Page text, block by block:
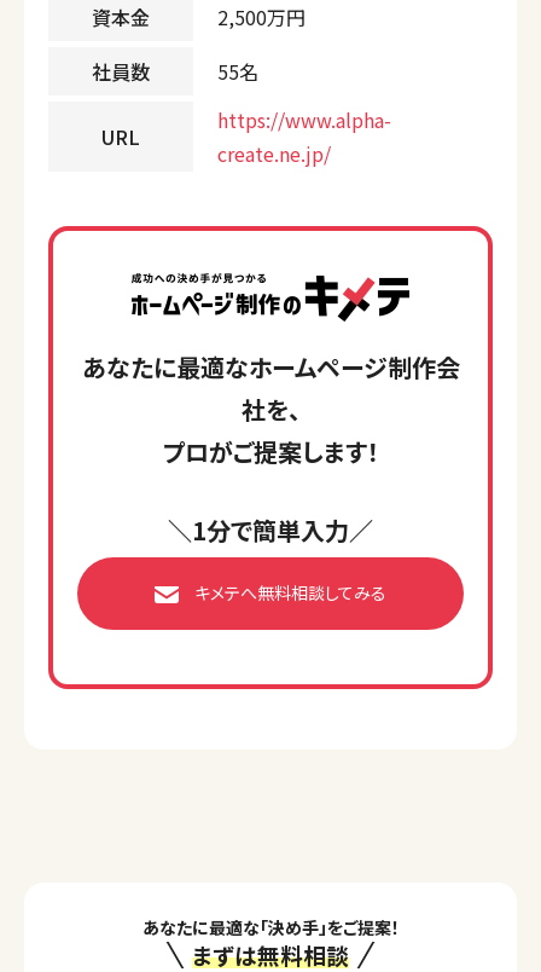
資本金
2,500万円
社員数
55名
URL
https://www.alpha-
create.ne.jp/
あなたに最適なホームページ制作会
社を、
プロがご提案します！
＼1分で簡単入力／
キメテへ無料相談してみる
あなたに最適な「決め手」をご提案！
まずは無料相談